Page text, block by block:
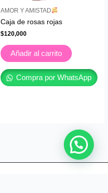
AMOR Y AMISTAD
Caja de rosas rojas
$120,000
Añadir al carrito
Compra por WhatsApp